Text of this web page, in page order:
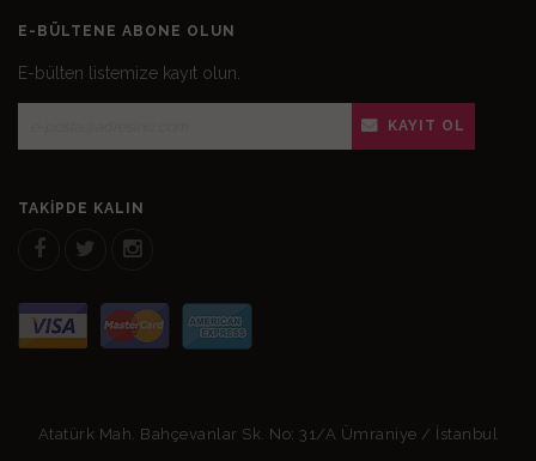
E-BÜLTENE ABONE OLUN
E-bülten listemize kayıt olun.
KAYIT OL
TAKIPDE KALIN
Atatürk Mah. Bahçevanlar Sk. No: 31/A Ümraniye / İstanbul